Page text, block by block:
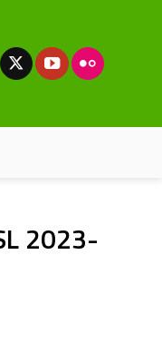
2023-